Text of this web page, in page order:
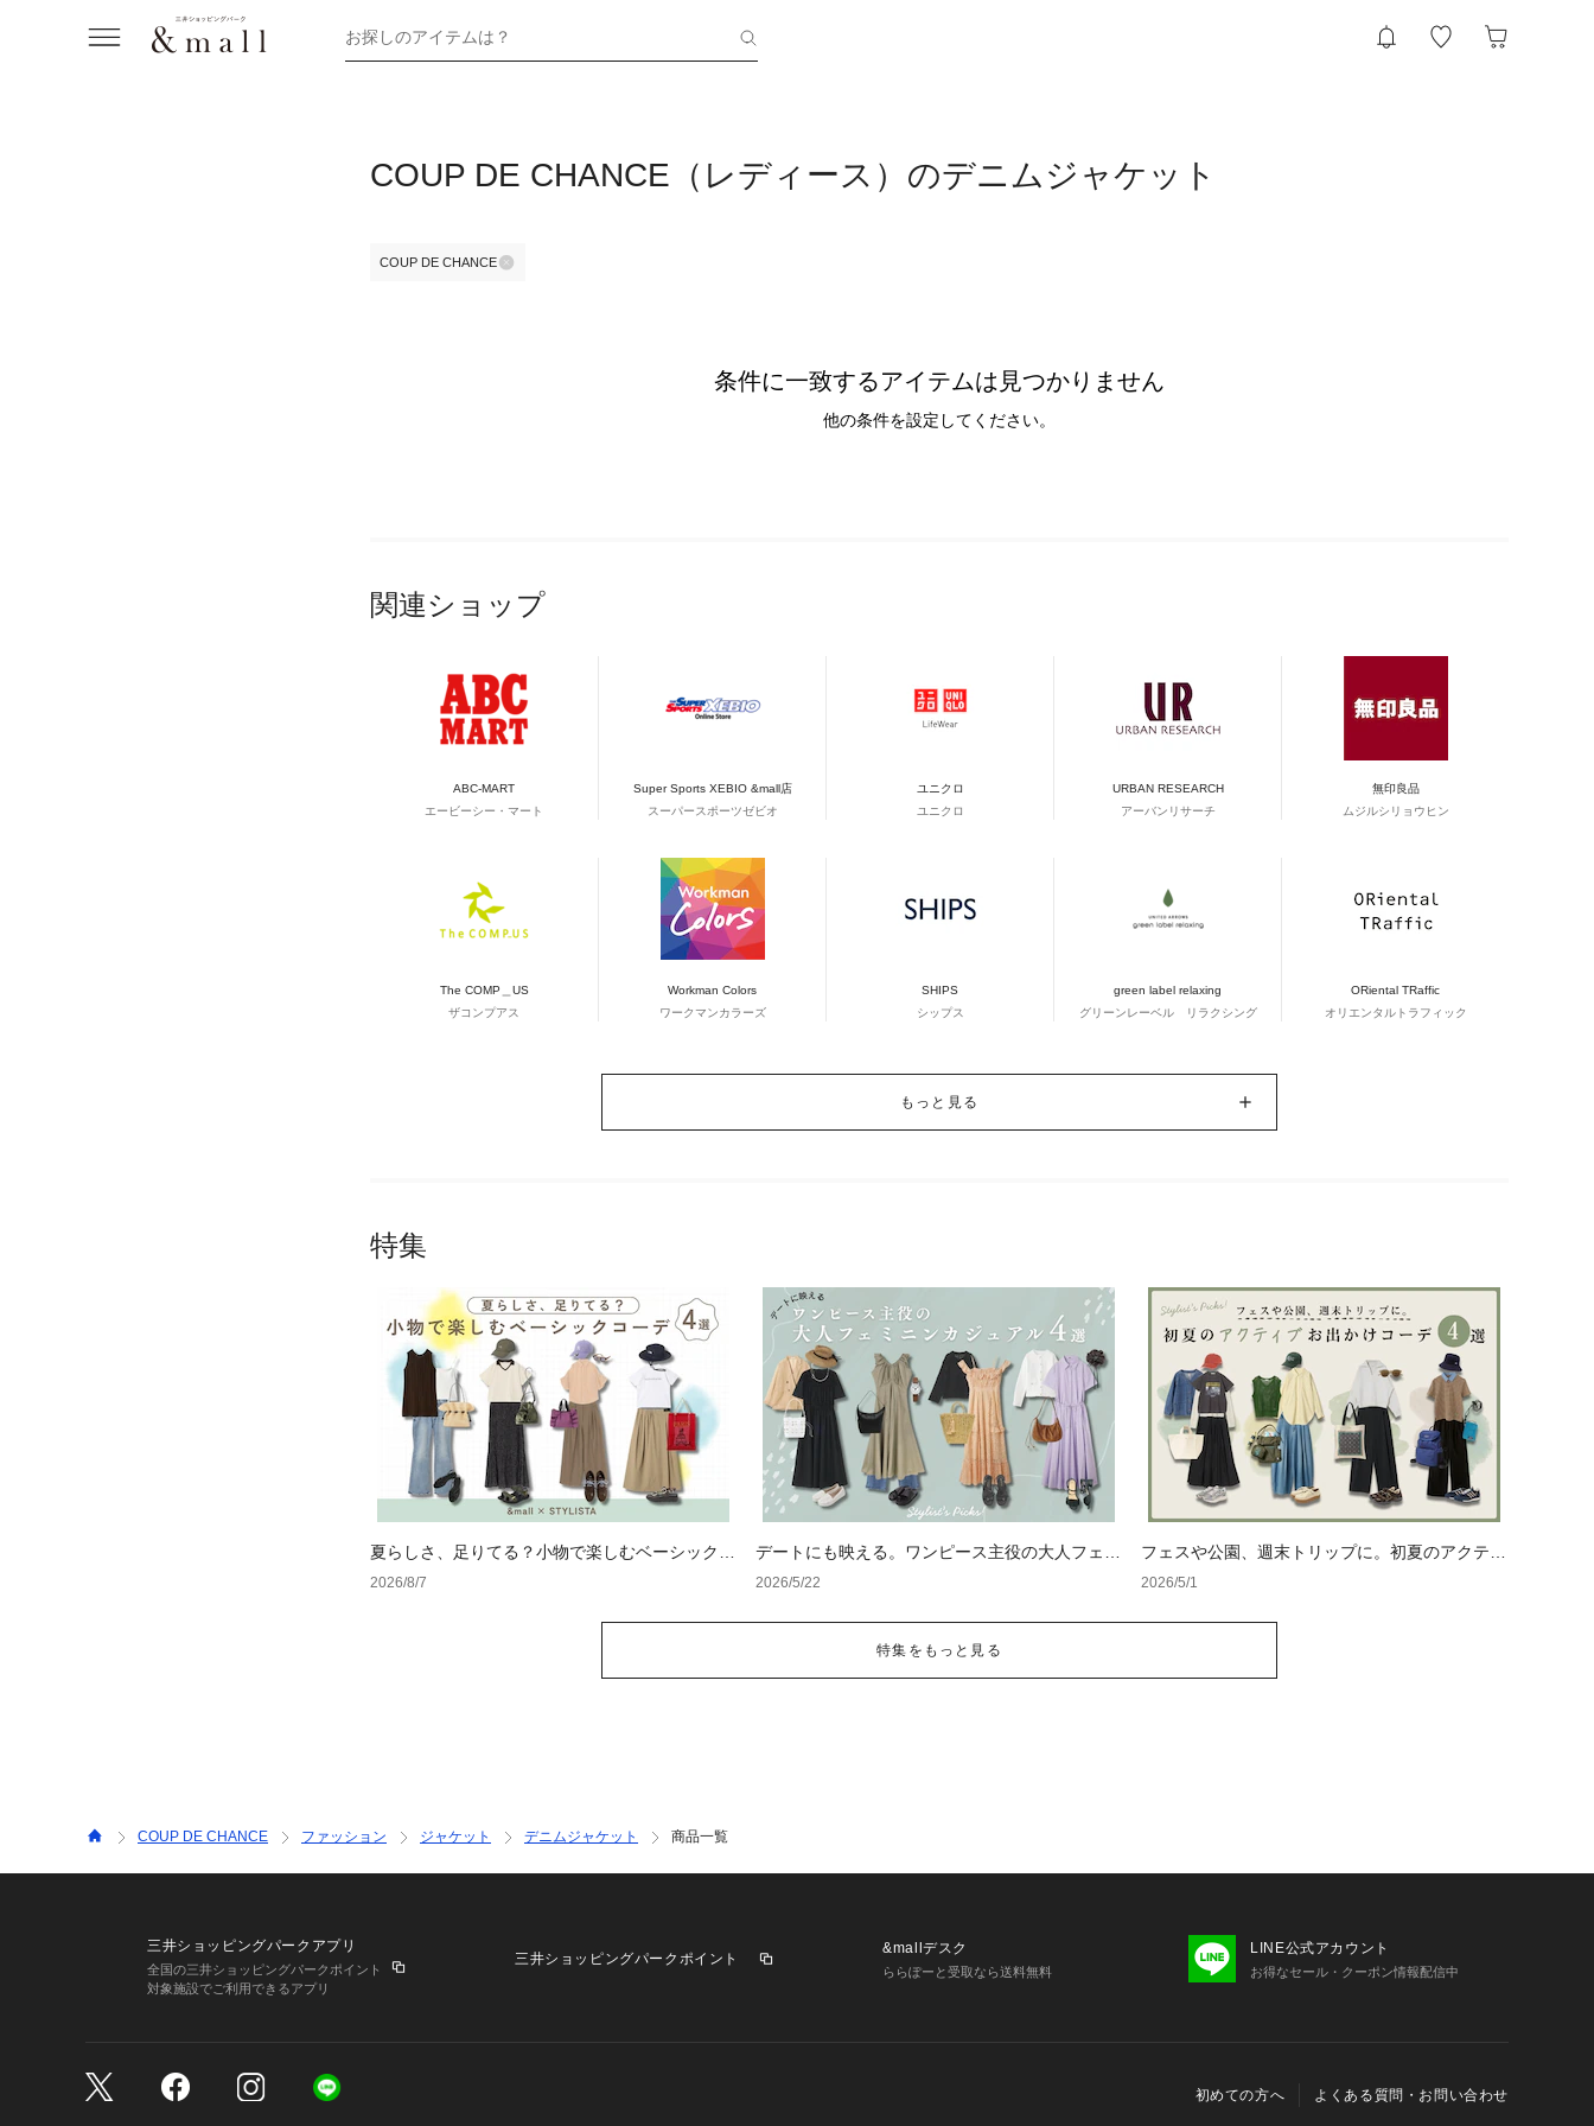
お探しのアイテムは？
COUP DE CHANCE（レディース）のデニムジャケット
COUP DE CHANCE
条件に一致するアイテムは見つかりません
他の条件を設定してください。
関連ショップ
ABC-MART
エービーシー・マート
Super Sports XEBIO &mall店
スーパースポーツゼビオ
ユニクロ
ユニクロ
URBAN RESEARCH
アーバンリサーチ
無印良品
ムジルシリョウヒン
The COMP＿US
ザコンプアス
Workman Colors
ワークマンカラーズ
SHIPS
シップス
green label relaxing
グリーンレーベル リラクシング
ORiental TRaffic
オリエンタルトラフィック
もっと見る
特集
夏らしさ、足りてる？小物で楽しむベーシックコ
ーデ4選
2026/8/7
デートにも映える。ワンピース主役の大人フェミ
ニンカジュアル4選
2026/5/22
フェスや公園、週末トリップに。初夏のアクティ
ブおでかけコーデ4選
2026/5/1
特集をもっと見る
COUP DE CHANCE ファッション ジャケット デニムジャケット 商品一覧
三井ショッピングパークアプリ
全国の三井ショッピングパークポイント
対象施設でご利用できるアプリ
三井ショッピングパークポイント
&mallデスク
ららぽーと受取なら送料無料
LINE公式アカウント
お得なセール・クーポン情報配信中
初めての方へ よくある質問・お問い合わせ